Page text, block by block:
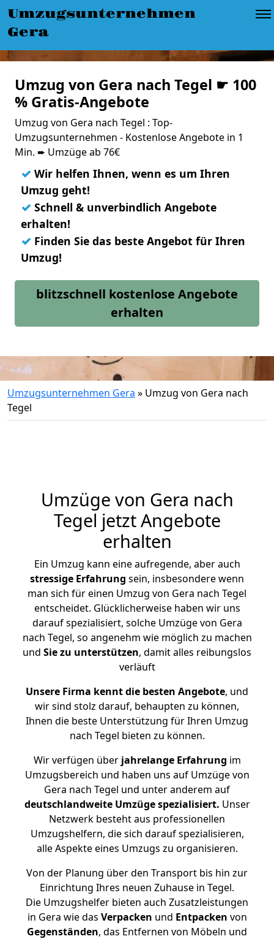
Umzugsunternehmen
Gera
Umzug von Gera nach Tegel ☛ 100
% Gratis-Angebote
Umzug von Gera nach Tegel : Top-
Umzugsunternehmen - Kostenlose Angebote in 1
Min. ➨ Umzüge ab 76€
✓ Wir helfen Ihnen, wenn es um Ihren
Umzug geht!
✓ Schnell & unverbindlich Angebote
erhalten!
✓ Finden Sie das beste Angebot für Ihren
Umzug!
blitzschnell kostenlose Angebote
erhalten
Umzugsunternehmen Gera » Umzug von Gera nach
Tegel
Umzüge von Gera nach
Tegel jetzt Angebote
erhalten
Ein Umzug kann eine aufregende, aber auch
stressige Erfahrung sein, insbesondere wenn
man sich für einen Umzug von Gera nach Tegel
entscheidet. Glücklicherweise haben wir uns
darauf spezialisiert, solche Umzüge von Gera
nach Tegel, so angenehm wie möglich zu machen
und Sie zu unterstützen, damit alles reibungslos
verläuft
Unsere Firma kennt die besten Angebote, und
wir sind stolz darauf, behaupten zu können,
Ihnen die beste Unterstützung für Ihren Umzug
nach Tegel bieten zu können.
Wir verfügen überjahrelange Erfahrung im
Umzugsbereich und haben uns auf Umzüge von
Gera nach Tegel und unter anderem auf
deutschlandweite Umzüge spezialisiert. Unser
Netzwerk besteht aus professionellen
Umzugshelfern, die sich darauf spezialisieren,
alle Aspekte eines Umzugs zu organisieren.
Von der Planung über den Transport bis hin zur
Einrichtung Ihres neuen Zuhause in Tegel.
Die Umzugshelfer bieten auch Zusatzleistungen
in Gera wie das Verpacken und Entpacken von
Gegenständen, das Entfernen von Möbeln und